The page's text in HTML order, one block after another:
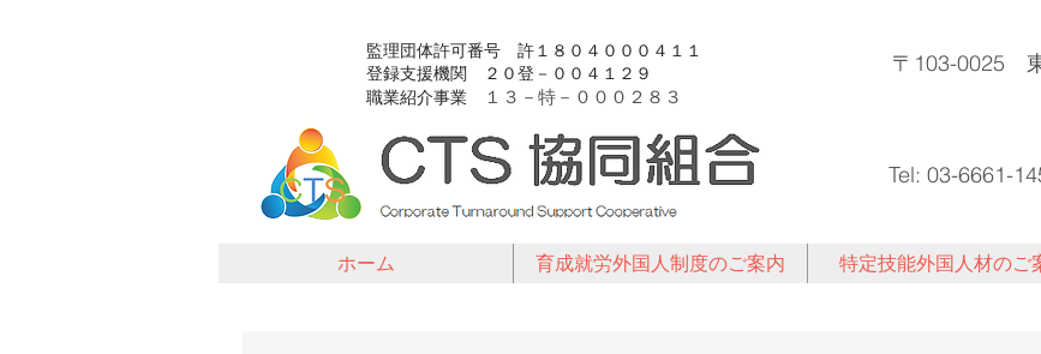
​監理団体許可番号 許１８０４０００４１１
​登録支援機関 ２０登－００４１２９
​職業紹介事業
１３－特－ ０００２８３
〒103-0025
Tel: 03-6661-
ホーム 育成就労外国人制度のご案内 特定技能外国人材のご